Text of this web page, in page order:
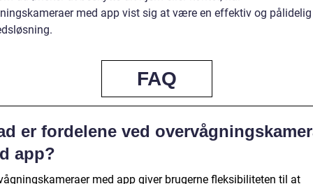
med app vist sig at være en effektiv og pålidelig
FAQ
er fordelene ved
app?
med app giver brugerne fleksibiliteten til at